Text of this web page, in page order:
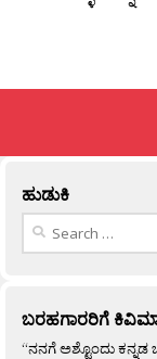
ಹುಡುಕಿ
Search
ಬರಹಗಾರರಿಗೆ
“ನನಗೆ ಅಶ್ಟೊಂದು ಕನ್ನಡ